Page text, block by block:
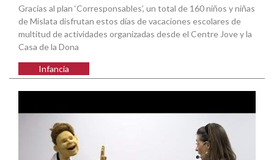
Gracias al plan ‘Corresponsables’, un total de 160 niños y niñas
de Mislata disfrutan estos días de vacaciones escolares de
multitud de actividades organizadas desde el Centre Jove y la
Casa de la Dona
Infancia